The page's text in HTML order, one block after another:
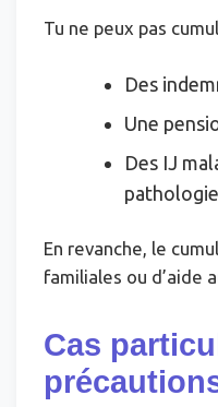
Tu ne peux pas
Des
Une
Des IJ
pathologie
En revanche, le
familiales ou d’aide
Cas